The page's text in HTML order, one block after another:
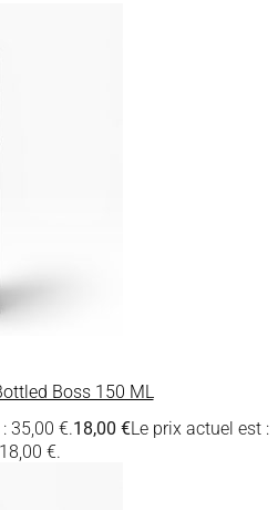
Boss 150 ML
35,00 €.18,00 €Le prix actuel est :
18,00 €.